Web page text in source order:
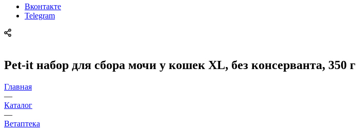
Вконтакте
Telegram
Pet-it набор для сбора мочи у кошек XL, без консерванта, 350 г
Главная
—
Каталог
—
Ветаптека